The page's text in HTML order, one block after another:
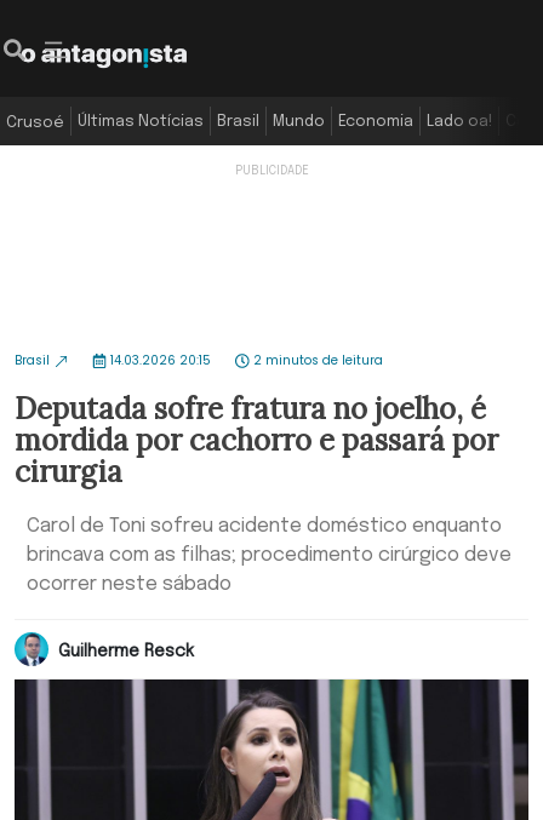
Crusoé Últimas Notícias Brasil Mundo Economia Lado oa!
Brasil 14.03.2026 20:15 2 minutos de leitura
Deputada sofre fratura no joelho, é
mordida por cachorro e passará por
cirurgia
Carol de Toni sofreu acidente doméstico enquanto
brincava com as filhas; procedimento cirúrgico deve
ocorrer neste sábado
Guilherme Resck